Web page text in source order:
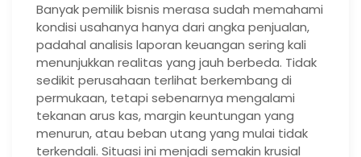
Banyak pemilik bisnis merasa sudah memahami
kondisi usahanya hanya dari angka penjualan,
padahal analisis laporan keuangan sering kali
menunjukkan realitas yang jauh berbeda. Tidak
sedikit perusahaan terlihat berkembang di
permukaan, tetapi sebenarnya mengalami
tekanan arus kas, margin keuntungan yang
menurun, atau beban utang yang mulai tidak
terkendali. Situasi ini menjadi semakin krusial